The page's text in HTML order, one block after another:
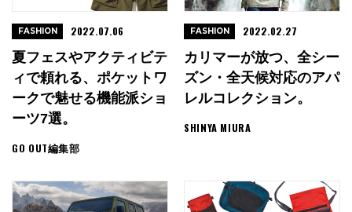
夏フェスやアクティビテ
ィで頼れる、ポケットワ
ークで魅せる機能派ショ
ーツ7選。
GO OUT編集部
FASHION 2022.07.06
カリマーが放つ、全シー
ズン・全天候対応のアパ
レルコレクション。
SHINYA MIURA
FASHION 2022.02.27